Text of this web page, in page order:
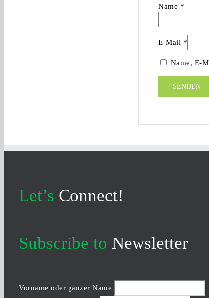
Name *
E-Mail *
Name, E-
Let’s Connect!
Subscribe to Newsletter
Vorname oder ganzer Name